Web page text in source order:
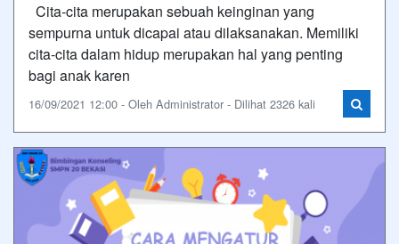
Cita-cita merupakan sebuah keinginan yang
sempurna untuk dicapai atau dilaksanakan. Memiliki
cita-cita dalam hidup merupakan hal yang penting
bagi anak karen
16/09/2021 12:00 - Oleh Administrator - Dilihat 2326 kali